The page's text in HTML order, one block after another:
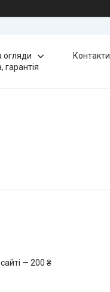
огляди
Контакти
гарантія
— 200 ₴